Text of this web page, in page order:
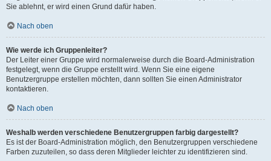
Sie ablehnt, er wird einen Grund dafür haben.
Nach oben
Wie werde ich Gruppenleiter?
Der Leiter einer Gruppe wird normalerweise durch die Board-Administration
festgelegt, wenn die Gruppe erstellt wird. Wenn Sie eine eigene
Benutzergruppe erstellen möchten, dann sollten Sie einen Administrator
kontaktieren.
Nach oben
Weshalb werden verschiedene Benutzergruppen farbig dargestellt?
Es ist der Board-Administration möglich, den Benutzergruppen verschiedene
Farben zuzuteilen, so dass deren Mitglieder leichter zu identifizieren sind.